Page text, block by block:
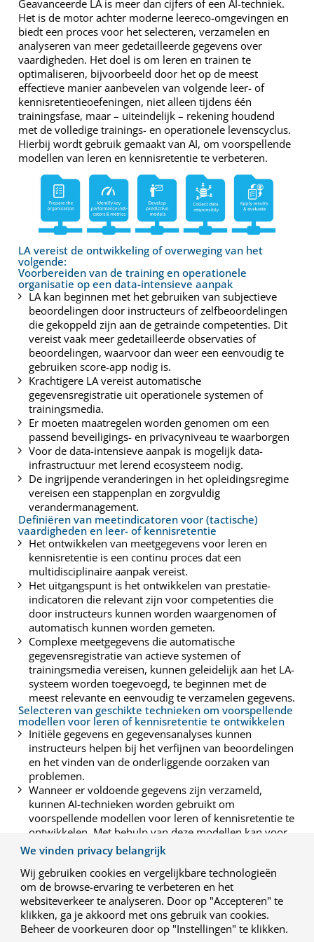
Geavanceerde LA is meer dan cijfers of een AI-techniek.
Het is de motor achter moderne leereco-omgevingen en
biedt een proces voor het selecteren, verzamelen en
analyseren van meer gedetailleerde gegevens over
vaardigheden. Het doel is om leren en trainen te
optimaliseren, bijvoorbeeld door het op de meest
effectieve manier aanbevelen van volgende leer- of
kennisretentieoefeningen, niet alleen tijdens één
trainingsfase, maar – uiteindelijk – rekening houdend
met de volledige trainings- en operationele levenscyclus.
Hierbij wordt gebruik gemaakt van AI, om voorspellende
modellen van leren en kennisretentie te verbeteren.
LA vereist de ontwikkeling of overweging van het
volgende:
Voorbereiden van de training en operationele
organisatie op een data-intensieve aanpak
LA kan beginnen met het gebruiken van subjectieve
beoordelingen door instructeurs of zelfbeoordelingen
die gekoppeld zijn aan de getrainde competenties. Dit
vereist vaak meer gedetailleerde observaties of
beoordelingen, waarvoor dan weer een eenvoudig te
gebruiken score-app nodig is.
Krachtigere LA vereist automatische
gegevensregistratie uit operationele systemen of
trainingsmedia.
Er moeten maatregelen worden genomen om een
passend beveiligings- en privacyniveau te waarborgen
Voor de data-intensieve aanpak is mogelijk data-
infrastructuur met lerend ecosysteem nodig.
De ingrijpende veranderingen in het opleidingsregime
vereisen een stappenplan en zorgvuldig
verandermanagement.
Definiëren van meetindicatoren voor (tactische)
vaardigheden en leer- of kennisretentie
Het ontwikkelen van meetgegevens voor leren en
kennisretentie is een continu proces dat een
multidisciplinaire aanpak vereist.
Het uitgangspunt is het ontwikkelen van prestatie-
indicatoren die relevant zijn voor competenties die
door instructeurs kunnen worden waargenomen of
automatisch kunnen worden gemeten.
Complexe meetgegevens die automatische
gegevensregistratie van actieve systemen of
trainingsmedia vereisen, kunnen geleidelijk aan het LA-
systeem worden toegevoegd, te beginnen met de
meest relevante en eenvoudig te verzamelen gegevens.
Selecteren van geschikte technieken om voorspellende
modellen voor leren of kennisretentie te ontwikkelen
Initiële gegevens en gegevensanalyses kunnen
instructeurs helpen bij het verfijnen van beoordelingen
en het vinden van de onderliggende oorzaken van
problemen.
Wanneer er voldoende gegevens zijn verzameld,
kunnen AI-technieken worden gebruikt om
voorspellende modellen voor leren of kennisretentie te
ontwikkelen. Met behulp van deze modellen kan voor
elk individu een passende vervolgoefening worden
geselecteerd en gepland. Zo wordt ervoor gezorgd dat
binnen een geschikt tijdsbestek het juiste type en
niveau oefening wordt aangeboden.
Implementeren van gegevensregistratieprotocollen
Ervoor zorgen dat actieve systemen en trainingsmedia
(fabrikanten) gegevensregistratie mogelijk maken.
We vinden privacy belangrijk
Wij gebruiken cookies en vergelijkbare technologieën
om de browse-ervaring te verbeteren en het
websiteverkeer te analyseren. Door op "Accepteren" te
klikken, ga je akkoord met ons gebruik van cookies.
Beheer de voorkeuren door op "Instellingen" te klikken.